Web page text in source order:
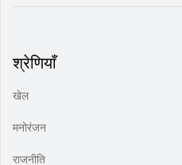
श्रेणियाँ
खेल
मनोरंजन
राजनीति